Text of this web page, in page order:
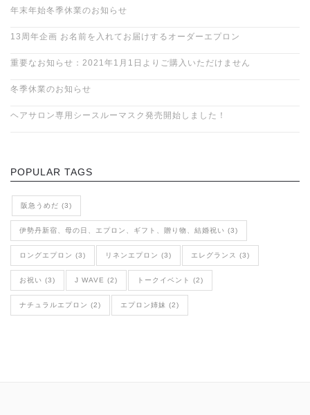
年末年始冬季休業のお知らせ
13周年企画 お名前を入れてお届けするオーダーエプロン
重要なお知らせ：2021年1月1日よりご購入いただけません
冬季休業のお知らせ
ヘアサロン専用シースルーマスク発売開始しました！
POPULAR TAGS
阪急うめだ (3)
伊勢丹新宿、母の日、エプロン、ギフト、贈り物、結婚祝い (3)
ロングエプロン (3) リネンエプロン (3) エレグランス (3)
お祝い (3) J WAVE (2) トークイベント (2)
ナチュラルエプロン (2) エプロン姉妹 (2)